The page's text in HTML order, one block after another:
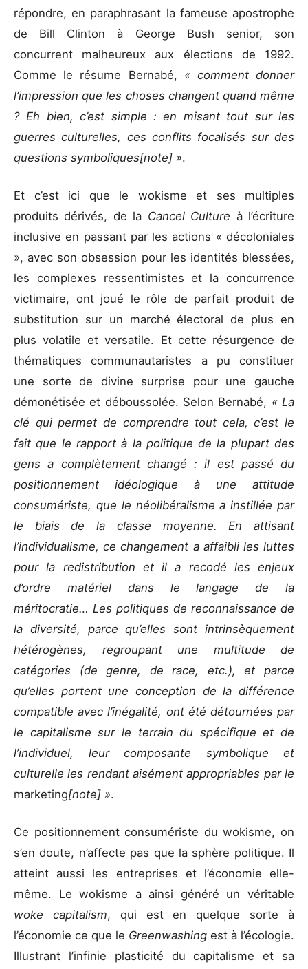
répondre, en paraphrasant la fameuse apostrophe
de Bill Clinton à George Bush senior, son
concurrent malheureux aux élections de 1992.
Comme le résume Bernabé, « comment donner
l’impression que les choses changent quand même
? Eh bien, c’est simple : en misant tout sur les
guerres culturelles, ces conflits focalisés sur des
questions symboliques[note] ».
Et c’est ici que le wokisme et ses multiples
produits dérivés, de la Cancel Culture à l’écriture
inclusive en passant par les actions « décoloniales
», avec son obsession pour les identités blessées,
les complexes ressentimistes et la concurrence
victimaire, ont joué le rôle de parfait produit de
substitution sur un marché électoral de plus en
plus volatile et versatile. Et cette résurgence de
thématiques communautaristes a pu constituer
une sorte de divine surprise pour une gauche
démonétisée et déboussolée. Selon Bernabé, « La
clé qui permet de comprendre tout cela, c’est le
fait que le rapport à la politique de la plupart des
gens a complètement changé : il est passé du
positionnement idéologique à une attitude
consumériste, que le néolibéralisme a instillée par
le biais de la classe moyenne. En attisant
l’individualisme, ce changement a affaibli les luttes
pour la redistribution et il a recodé les enjeux
d’ordre matériel dans le langage de la
méritocratie… Les politiques de reconnaissance de
la diversité, parce qu’elles sont intrinsèquement
hétérogènes, regroupant une multitude de
catégories (de genre, de race, etc.), et parce
qu’elles portent une conception de la différence
compatible avec l’inégalité, ont été détournées par
le capitalisme sur le terrain du spécifique et de
l’individuel, leur composante symbolique et
culturelle les rendant aisément appropriables par le
marketing[note] ».
Ce positionnement consumériste du wokisme, on
s’en doute, n’affecte pas que la sphère politique. Il
atteint aussi les entreprises et l’économie elle-
même. Le wokisme a ainsi généré un véritable
woke capitalism, qui est en quelque sorte à
l’économie ce que le Greenwashing est à l’écologie.
Illustrant l’infinie plasticité du capitalisme et sa